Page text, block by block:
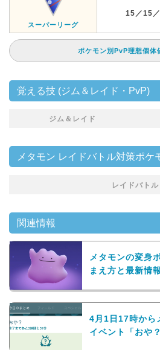
スーパーリーグ
15／15
ポケモン別PvP理想個体
覚える技 (ジム＆レイド・PvP)
ジム＆レイド
メタモン レイドバトル対策ポケ
レイドバトル
関連情報
メタモンの変身
まえ方と最新情報
4月1日17時から
イベント「おや